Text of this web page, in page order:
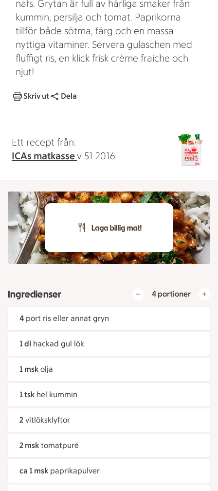
nafs. Grytan är full av härliga smaker från
kummin, persilja och tomat. Paprikorna
tillför både sötma, färg och en massa
nyttiga vitaminer. Servera gulaschen med
fluffigt ris, en klick frisk crème fraiche och
njut!
Skriv ut Dela
Ett recept från:
ICAs matkassev 51 2016
Ingredienser 4 portioner
4 port ris eller annat gryn
1 dl hackad gul lök
1 msk olja
1 tsk hel kummin
2 vitlöksklyftor
2 msk tomatpuré
ca 1 msk paprikapulver